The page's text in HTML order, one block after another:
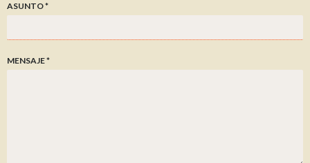
ASUNTO*
MENSAJE*